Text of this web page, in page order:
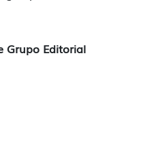
Grupo Editorial